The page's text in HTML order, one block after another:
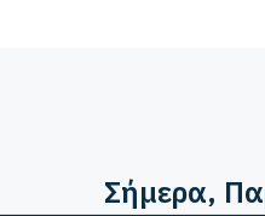
Σήμερα,